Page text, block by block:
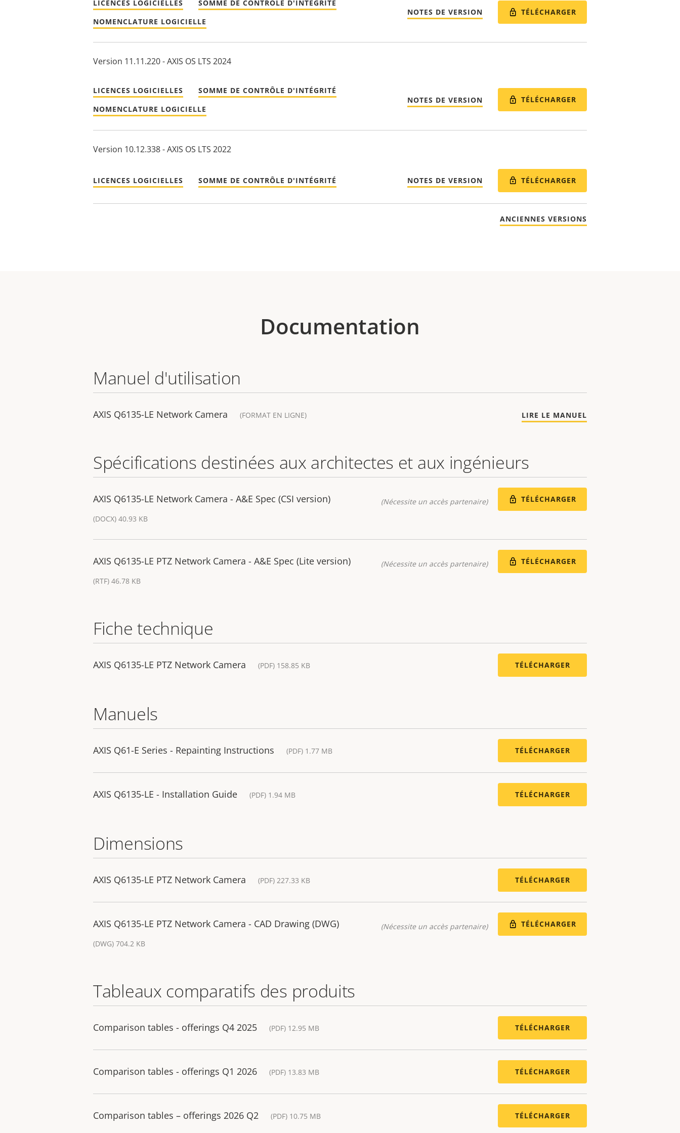
LICENCES LOGICIELLES
SOMME DE CONTRÔLE D'INTÉGRITÉ
NOMENCLATURE LOGICIELLE
NOTES DE VERSION TÉLÉCHARGER
Version 11.11.220 - AXIS OS LTS 2024
LICENCES LOGICIELLES
SOMME DE CONTRÔLE D'INTÉGRITÉ
NOMENCLATURE LOGICIELLE
NOTES DE VERSION TÉLÉCHARGER
Version 10.12.338 - AXIS OS LTS 2022
LICENCES LOGICIELLES SOMME DE CONTRÔLE D'INTÉGRITÉ NOTES DE VERSION TÉLÉCHARGER
ANCIENNES VERSIONS
Documentation
Manuel d'utilisation
AXIS Q6135-LE Network Camera (FORMAT EN LIGNE) LIRE LE MANUEL
Spécifications destinées aux architectes et aux ingénieurs
AXIS Q6135-LE Network Camera - A&E Spec (CSI version)
(DOCX) 40.93 KB
(Nécessite un accès partenaire) TÉLÉCHARGER
AXIS Q6135-LE PTZ Network Camera - A&E Spec (Lite version)
(RTF) 46.78 KB
(Nécessite un accès partenaire) TÉLÉCHARGER
Fiche technique
AXIS Q6135-LE PTZ Network Camera (PDF) 158.85 KB TÉLÉCHARGER
Manuels
AXIS Q61-E Series - Repainting Instructions (PDF) 1.77 MB TÉLÉCHARGER
AXIS Q6135-LE - Installation Guide (PDF) 1.94 MB TÉLÉCHARGER
Dimensions
AXIS Q6135-LE PTZ Network Camera (PDF) 227.33 KB TÉLÉCHARGER
AXIS Q6135-LE PTZ Network Camera - CAD Drawing (DWG)
(DWG) 704.2 KB
(Nécessite un accès partenaire) TÉLÉCHARGER
Tableaux comparatifs des produits
Comparison tables - offerings Q4 2025 (PDF) 12.95 MB TÉLÉCHARGER
Comparison tables - offerings Q1 2026 (PDF) 13.83 MB TÉLÉCHARGER
Comparison tables – offerings 2026 Q2 (PDF) 10.75 MB TÉLÉCHARGER